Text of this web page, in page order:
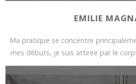
EMILIE
Ma pratique se concentre
mes débuts, je suis attirée par le